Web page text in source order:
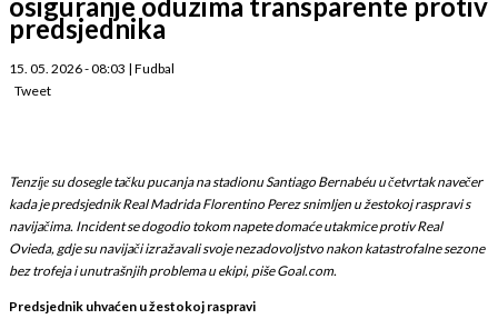
predsjednika
15. 05. 2026 - 08:03 | Fudbal
Tweet
Tenziје su dosegle tačku pucanja na stadionu Santiago Bernabéu u četvrtak navečer
kada je predsjednik Real Madrida Florentino Perez snimljen u žestokoj raspravi s
navijačima. Incident se dogodio tokom napete domaće utakmice protiv Real
Ovieda, gdje su navijači izražavali svoje nezadovoljstvo nakon katastrofalne sezone
bez trofeja i unutrašnjih problema u ekipi, piše Goal.com.
Predsjednik uhvaćen u žestokoj raspravi